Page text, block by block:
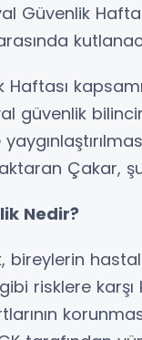
Güvenlik
Haftası
güvenlik
aktaran Çakar,
Nedir?
risklere